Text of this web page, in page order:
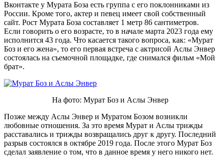
Вконтакте у Мурата Боза есть группа с его поклонниками из
России. Кроме того, актер и певец имеет свой собственный
сайт. Рост Мурата Боза составляет 1 метр 86 сантиметров.
Если говорить о его возрасте, то в начале марта 2023 года ему
исполнится 43 года. Что касается такого вопроса, как: «Мурат
Боз и его жена», то его первая встреча с актрисой Аслы Энвер
состоялась на съемочной площадке, где снимался фильм «Мой
брат».
На фото: Мурат Боз и Аслы Энвер
Позже между Аслы Энвер и Муратом Бозом возникли
любовные отношения. За это время Мурат и Аслы трижды
расставались и трижды возвращались друг к другу. Последний
разрыв состоялся в октябре 2019 года. После этого Мурат Боз
сделал заявление о том, что в данное время у него никого нет.